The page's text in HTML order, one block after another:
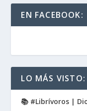
EN FACEBOOK:
LO MÁS VISTO:
📚 #Librívoros |